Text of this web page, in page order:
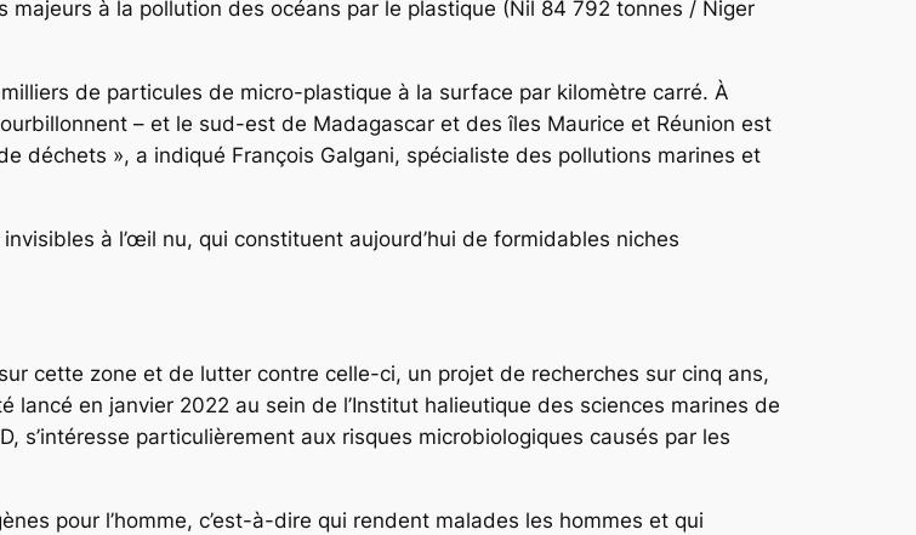
à la pollution des océans par le plastique (Nil 84 792 tonnes / Niger
de particules de micro-plastique à la surface par kilomètre carré. À
– et le sud-est de Madagascar et des îles Maurice et Réunion est
déchets », a indiqué François Galgani, spécialiste des pollutions marines et
à l’œil nu, qui constituent aujourd’hui de formidables niches
cette zone et de lutter contre celle-ci, un projet de recherches sur cinq ans,
lancé en janvier 2022 au sein de l’Institut halieutique des sciences marines de
s’intéresse particulièrement aux risques microbiologiques causés par les
pour l’homme, c’est-à-dire qui rendent malades les hommes et qui